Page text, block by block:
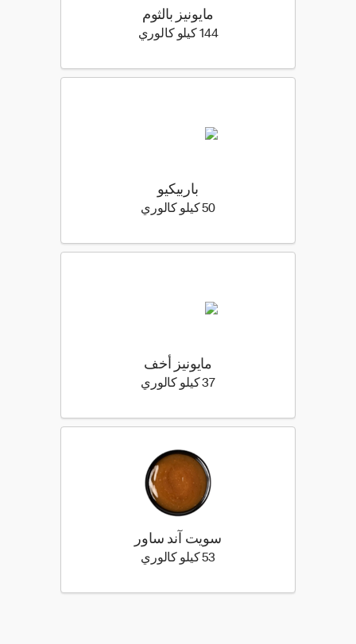
مايونيز بالثوم
144 كيلو كالوري
باربيكيو
50 كيلو كالوري 50 كيلو سعرة حرارية
مايونيز أخف
37 كيلو كالوري 37 كيلو سعرة حرارية
سويت آند ساور
53 كيلو كالوري 53 كيلو سعرة حرارية